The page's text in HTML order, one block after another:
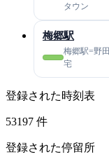
タウン
梅郷駅
梅郷駅=野
宅
登録された時刻表
53197 件
登録された停留所